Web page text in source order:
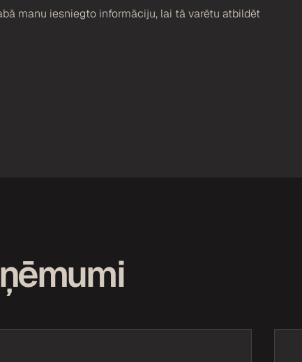
manu iesniegto informāciju, lai tā varētu atbildēt